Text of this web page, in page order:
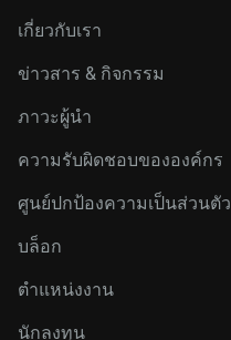
เกี่ยวกับเรา
ข่าวสาร & กิจกรรม
ภาวะผู้นำ
ความรับผิดชอบขององค์กร
ศูนย์ปกป้องความเป็นส่วนตัว
บล็อก
ตำแหน่งงาน
นักลงทุน